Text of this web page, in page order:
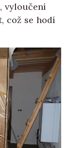
vyloučení
což se hodí